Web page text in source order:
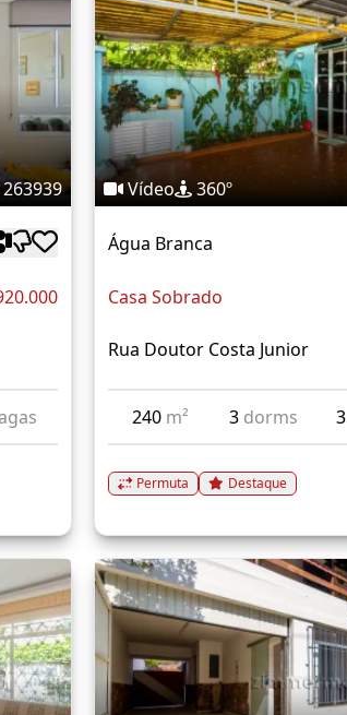
Vídeo 360º
Água Branca
Casa Sobrado
Rua Doutor Costa Junior
240 m² 3 dorms 3
Permuta Destaque